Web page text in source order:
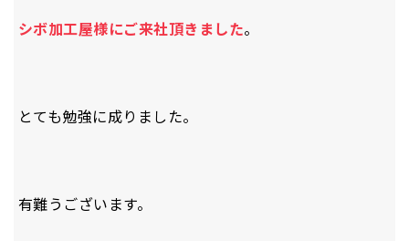
シボ加工屋様にご来社頂きました。
とても勉強に成りました。
有難うございます。